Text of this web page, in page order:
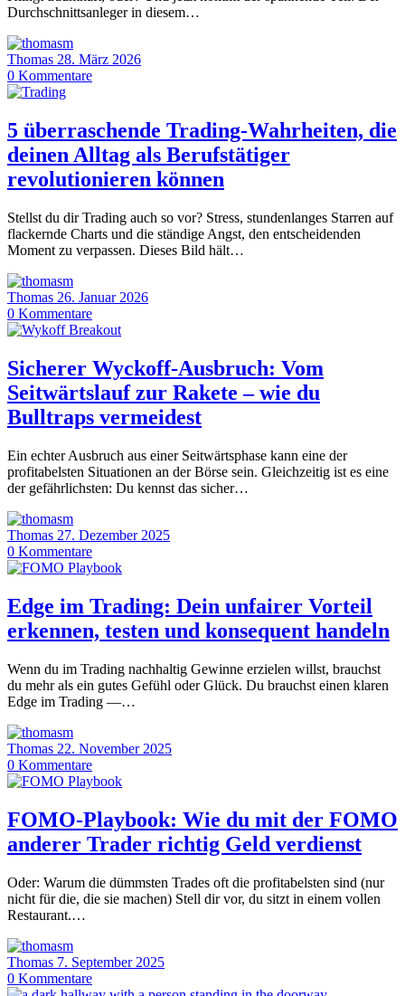
Durchschnittsanleger in diesem…
Thomas 28. März 2026
0 Kommentare
5 überraschende Trading-Wahrheiten, die
deinen Alltag als Berufstätiger
revolutionieren können
Stellst du dir Trading auch so vor? Stress, stundenlanges Starren auf
flackernde Charts und die ständige Angst, den entscheidenden
Moment zu verpassen. Dieses Bild hält…
Thomas 26. Januar 2026
0 Kommentare
Sicherer Wyckoff-Ausbruch: Vom
Seitwärtslauf zur Rakete – wie du
Bulltraps vermeidest
Ein echter Ausbruch aus einer Seitwärtsphase kann eine der
profitabelsten Situationen an der Börse sein. Gleichzeitig ist es eine
der gefährlichsten: Du kennst das sicher…
Thomas 27. Dezember 2025
0 Kommentare
Edge im Trading: Dein unfairer Vorteil
erkennen, testen und konsequent handeln
Wenn du im Trading nachhaltig Gewinne erzielen willst, brauchst
du mehr als ein gutes Gefühl oder Glück. Du brauchst einen klaren
Edge im Trading —…
Thomas 22. November 2025
0 Kommentare
FOMO-Playbook: Wie du mit der FOMO
anderer Trader richtig Geld verdienst
Oder: Warum die dümmsten Trades oft die profitabelsten sind (nur
nicht für die, die sie machen) Stell dir vor, du sitzt in einem vollen
Restaurant.…
Thomas 7. September 2025
0 Kommentare